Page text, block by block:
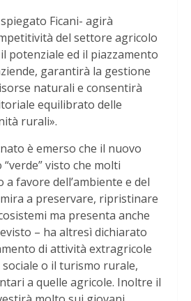
Ficani- agirà
del settore agricolo
potenziale ed il piazzamento
garantirà la gestione
naturali e consentirà
equilibrato delle
rurali».
è emerso che il nuovo
“verde” visto che molti
favore dell’ambiente e del
a preservare, ripristinare
ma presenta anche
– ha altresì dichiarato
di attività extragricole
sociale o il turismo rurale,
a quelle agricole. Inoltre il